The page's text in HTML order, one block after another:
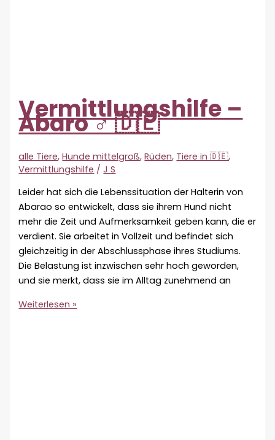
Vermittlungshilfe –
Abaro ♂ 🇩🇪
alle Tiere,Hunde mittelgroß,Rüden, Tiere in 🇩🇪,
Vermittlungshilfe /J S
Leider hat sich die Lebenssituation der Halterin von
Abarao so entwickelt, dass sie ihrem Hund nicht
mehr die Zeit und Aufmerksamkeit geben kann, die er
verdient. Sie arbeitet in Vollzeit und befindet sich
gleichzeitig in der Abschlussphase ihres Studiums.
Die Belastung ist inzwischen sehr hoch geworden,
und sie merkt, dass sie im Alltag zunehmend an
Vermittlungshilfe
Weiterlesen »